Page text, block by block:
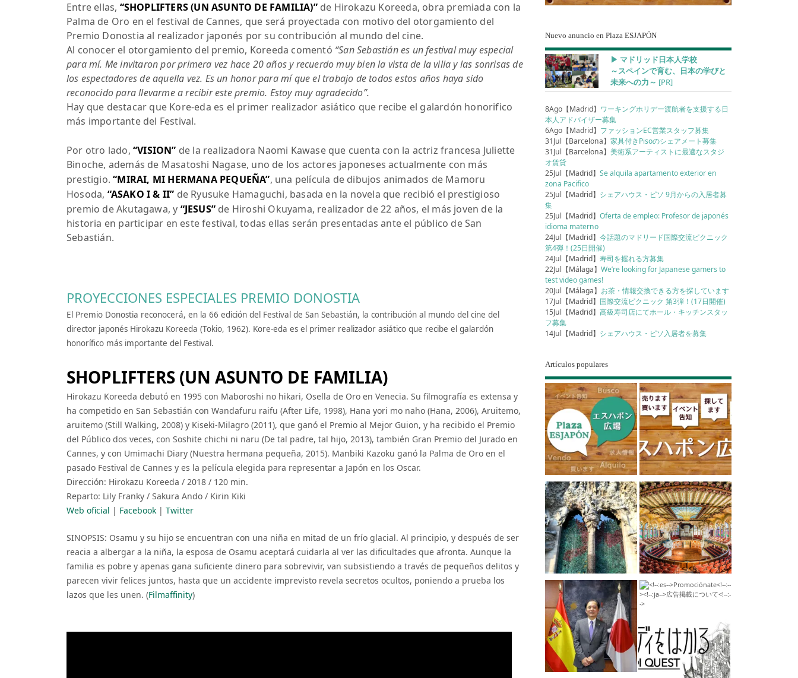
Entre ellas, “SHOPLIFTERS (UN ASUNTO DE FAMILIA)”de Hirokazu Koreeda, obra premiada con la
Palma de Oro en el festival de Cannes, que será proyectada con motivo del otorgamiento del
Premio Donostia al realizador japonés por su contribución al mundo del cine.
Al conocer el otorgamiento del premio, Koreeda comentó “San Sebastián es un festival muy especial
para mí. Me invitaron por primera vez hace 20 años y recuerdo muy bien la vista de la villa y las sonrisas de
los espectadores de aquella vez. Es un honor para mí que el trabajo de todos estos años haya sido
reconocido para llevarme a recibir este premio. Estoy muy agradecido”.
Hay que destacar que Kore-eda es el primer realizador asiático que recibe el galardón honorifico
más importante del Festival.
Por otro lado, “VISION” de la realizadora Naomi Kawase que cuenta con la actriz francesa Juliette
Binoche, además de Masatoshi Nagase, uno de los actores japoneses actualmente con más
prestigio.“MIRAI, MI HERMANA PEQUEÑA”, una película de dibujos animados de Mamoru
Hosoda, “ASAKO I & II” de Ryusuke Hamaguchi, basada en la novela que recibió el prestigioso
premio de Akutagawa, y “JESUS” de Hiroshi Okuyama, realizador de 22 años, el más joven de la
historia en participar en este festival, todas ellas serán presentadas ante el público de San
Sebastián.
PROYECCIONES ESPECIALES PREMIO DONOSTIA
El Premio Donostia reconocerá, en la 66 edición del Festival de San Sebastián, la contribución al mundo del cine del
director japonés Hirokazu Koreeda (Tokio, 1962). Kore-eda es el primer realizador asiático que recibe el galardón
honorífico más importante del Festival.
SHOPLIFTERS (UN ASUNTO DE FAMILIA)
Hirokazu Koreeda debutó en 1995 con Maboroshi no hikari, Osella de Oro en Venecia. Su filmografía es extensa y
ha competido en San Sebastián con Wandafuru raifu (After Life, 1998), Hana yori mo naho (Hana, 2006), Aruitemo,
aruitemo (Still Walking, 2008) y Kiseki-Milagro (2011), que ganó el Premio al Mejor Guion, y ha recibido el Premio
del Público dos veces, con Soshite chichi ni naru (De tal padre, tal hijo, 2013), también Gran Premio del Jurado en
Cannes, y con Umimachi Diary (Nuestra hermana pequeña, 2015). Manbiki Kazoku ganó la Palma de Oro en el
pasado Festival de Cannes y es la película elegida para representar a Japón en los Oscar.
Dirección: Hirokazu Koreeda / 2018 / 120 min.
Reparto: Lily Franky / Sakura Ando / Kirin Kiki
Web oficial | Facebook | Twitter
SINOPSIS: Osamu y su hijo se encuentran con una niña en mitad de un frío glacial. Al principio, y después de ser
reacia a albergar a la niña, la esposa de Osamu aceptará cuidarla al ver las dificultades que afronta. Aunque la
familia es pobre y apenas gana suficiente dinero para sobrevivir, van subsistiendo a través de pequeños delitos y
parecen vivir felices juntos, hasta que un accidente imprevisto revela secretos ocultos, poniendo a prueba los
lazos que les unen. (Filmaffinity)
Nuevo anuncio en Plaza ESJAPÓN
▶︎ マドリッド日本人学校
～スペインで育む、日本の学びと
未来への力～ [PR]
8Ago【Madrid】 ワーキングホリデー渡航者を支援する日
本人アドバイザー募集
6Ago【Madrid】 ファッションEC営業スタッフ募集
31Jul【Barcelona】家具付きPisoのシェアメート募集
31Jul【Barcelona】美術系アーティストに最適なスタジ
オ賃貸
25Jul【Madrid】Se alquila apartamento exterior en
zona Pacifico
25Jul【Madrid】 シェアハウス・ピソ 9月からの入居者募
集
25Jul【Madrid】Oferta de empleo: Profesor de japonés
idioma materno
24Jul【Madrid】今話題のマドリード国際交流ピクニック
第4弾！(25日開催)
24Jul【Madrid】寿司を握れる方募集
22Jul【Málaga】We’re looking for Japanese gamers to
test video games!
20Jul【Málaga】 お茶・情報交換できる方を探しています
17Jul【Madrid】 国際交流ピクニック 第3弾！(17日開催)
15Jul【Madrid】高級寿司店にてホール・キッチンスタッ
フ募集
14Jul【Madrid】 シェアハウス・ピソ入居者を募集
Artículos populares